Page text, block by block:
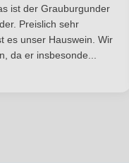
Sternen
ist der Grauburgunder
Preislich sehr
es unser Hauswein. Wir
da er insbesonde...